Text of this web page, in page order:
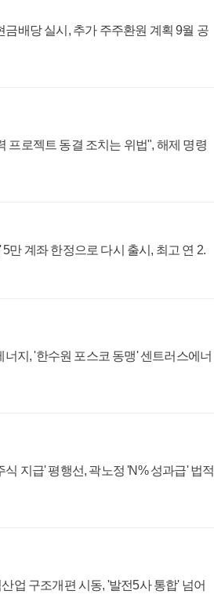
금배당 실시, 추가 주주환원 계획 9월 공
프로젝트 동결 조치는 위법", 해제 명령
만 계좌 한정으로 다시 출시, 최고 연 2.
지, '한수원 포스코 동맹' 센트러스에너
지급' 평행선, 곽노정 'N% 성과급' 법적
업 구조개편 시동, '발전5사 통합' 넘어